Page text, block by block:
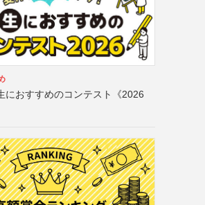
におすすめのコンテスト《2026